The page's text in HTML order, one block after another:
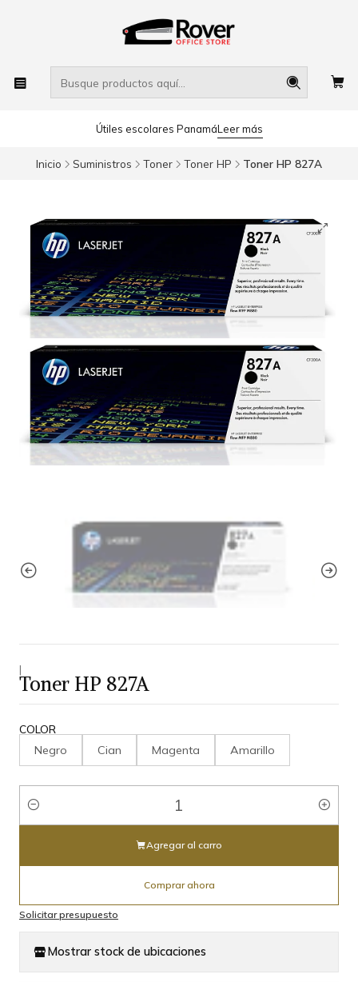
Útiles escolares PanamáLeer más
Inicio Suministros Toner Toner HP Toner HP 827A
|
Toner HP 827A
COLOR
Negro Cian Magenta Amarillo
Cantidad
Agregar al carro
Comprar ahora
Solicitar presupuesto
Mostrar stock de ubicaciones